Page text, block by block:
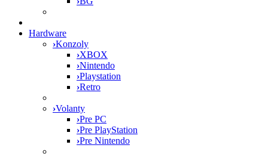
Hardware
›Konzoly
›XBOX
›Nintendo
›Playstation
›Retro
›Volanty
›Pre PC
›Pre PlayStation
›Pre Nintendo